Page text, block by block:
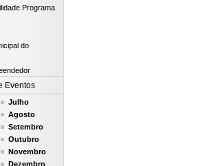
Programa
do
Eventos
Julho
Agosto
Setembro
Outubro
Novembro
Dezembro